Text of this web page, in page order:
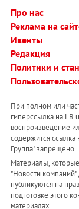
Про нас
Реклама на
Ивенты
Редакция
Политики и
При полном или
гиперссылка на
воспроизведение
содержится ссылка
Группа" запрещено.
Материалы,
"Новости
публикуются на
подготовке этого
материалах.